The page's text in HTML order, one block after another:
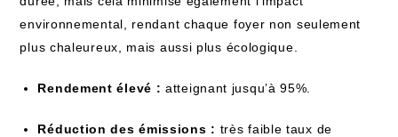
environnemental, rendant chaque foyer non seulement
plus chaleureux, mais aussi plus écologique.
Rendement élevé : atteignant jusqu’à 95%.
Réduction des émissions : très faible taux de